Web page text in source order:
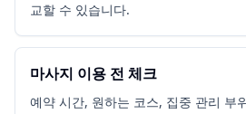
교할 수 있습니다.
마사지 이용 전 체크
예약 시간, 원하는 코스, 집중 관리 부